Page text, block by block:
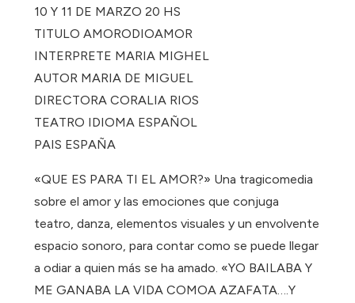
10 Y 11 DE MARZO 20 HS
TITULO AMORODIOAMOR
INTERPRETE MARIA MIGHEL
AUTOR MARIA DE MIGUEL
DIRECTORA CORALIA RIOS
TEATRO IDIOMA ESPAÑOL
PAIS ESPAÑA
«QUE ES PARA TI EL AMOR?» Una tragicomedia
sobre el amor y las emociones que conjuga
teatro, danza, elementos visuales y un envolvente
espacio sonoro, para contar como se puede llegar
a odiar a quien más se ha amado. «YO BAILABA Y
ME GANABA LA VIDA COMOA AZAFATA….Y